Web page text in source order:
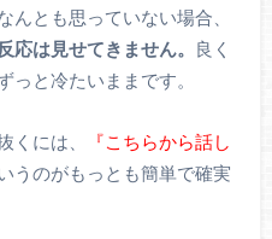
んとも思っていない場合、
応は見せてきません。
良く
っと冷たいままです。
くには、
『こちらから話し
うのがもっとも簡単で確実